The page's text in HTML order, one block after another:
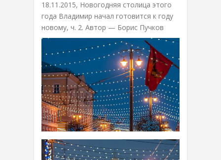
18.11.2015, Новогодняя столица этого
года Владимир начал готовится к году
новому, ч. 2. Автор — Борис Пучков